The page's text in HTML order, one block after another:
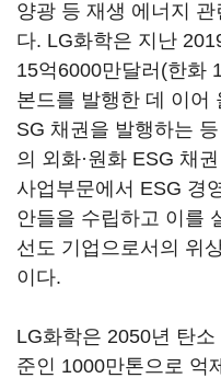
양광 등 재생 에너지
다. LG화학은 지난
15억6000만달러(한화
본드를 발행한 데 이어
SG 채권을 발행하는
의 외화·원화 ESG 채
사업부문에서 ESG 경
안들을 수립하고 이를
선도 기업으로서의 위
이다.
LG화학은 2050년 탄
준인 1000만톤으로 억